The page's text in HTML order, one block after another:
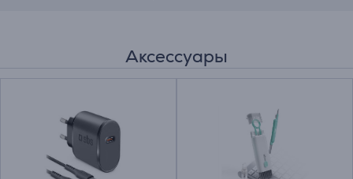
Аксессуары